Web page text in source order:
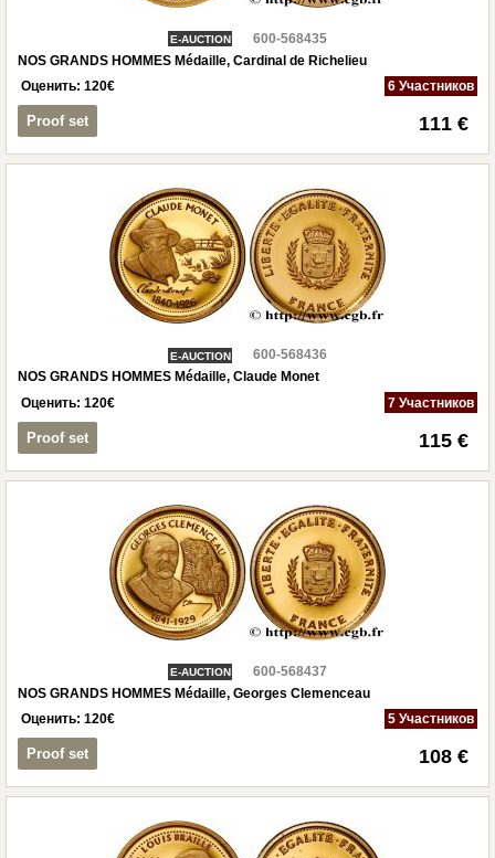
E-AUCTION
600-568435
NOS GRANDS HOMMES Médaille, Cardinal de Richelieu
Оценить: 120€ 6 Участников
Proof set 111 €
E-AUCTION
600-568436
NOS GRANDS HOMMES Médaille, Claude Monet
Оценить: 120€ 7 Участников
Proof set 115 €
E-AUCTION
600-568437
NOS GRANDS HOMMES Médaille, Georges Clemenceau
Оценить: 120€ 5 Участников
Proof set 108 €